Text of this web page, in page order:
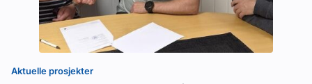
Aktuelle prosjekter